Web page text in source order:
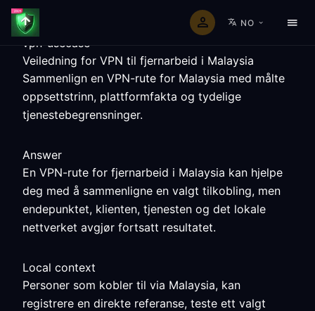
NO
vpn-usecase
Veiledning for VPN til fjernarbeid i Malaysia
Sammenlign en VPN-rute for Malaysia med målte
oppsettstrinn, plattformfakta og tydelige
tjenestebegrensninger.
Answer
En VPN-rute for fjernarbeid i Malaysia kan hjelpe
deg med å sammenligne en valgt tilkobling, men
endepunktet, klienten, tjenesten og det lokale
nettverket avgjør fortsatt resultatet.
Local context
Personer som kobler til via Malaysia, kan
registrere en direkte referanse, teste ett valgt